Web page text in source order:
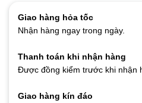
Giao hàng hỏa tốc
Nhận hàng ngay trong ngày.
Thanh toán khi nhận hàng
Được đồng kiểm trước khi nhận
Giao hàng kín đáo